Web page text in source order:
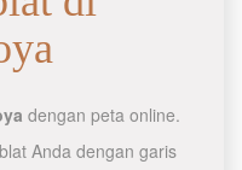
dengan peta online.
Anda dengan garis